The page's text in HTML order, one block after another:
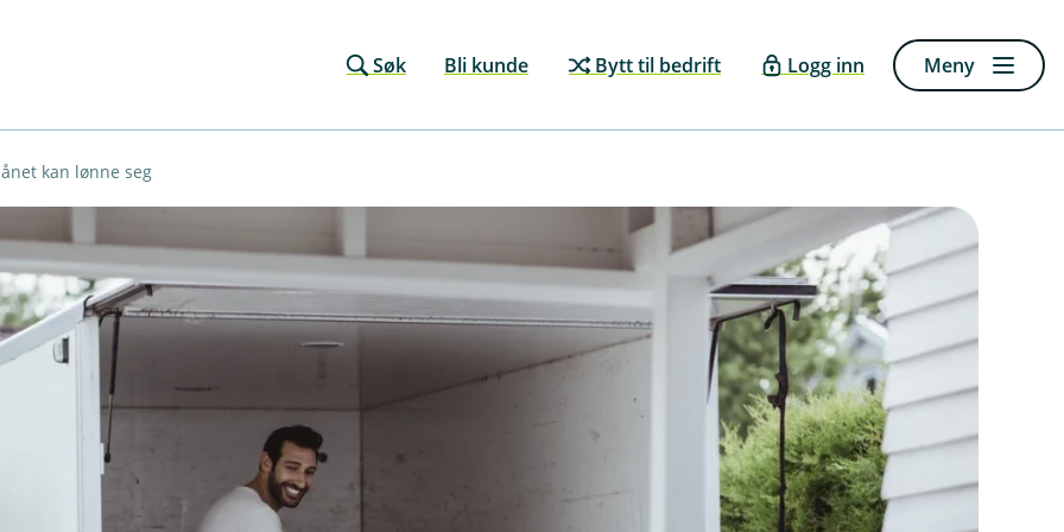
Søk Bli kunde Bytt til bedrift Logg inn Meny
kan lønne seg